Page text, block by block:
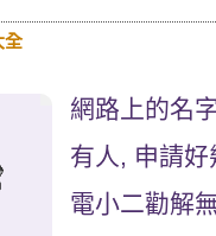
全
網路上的名
有人, 申請
電小二勸解